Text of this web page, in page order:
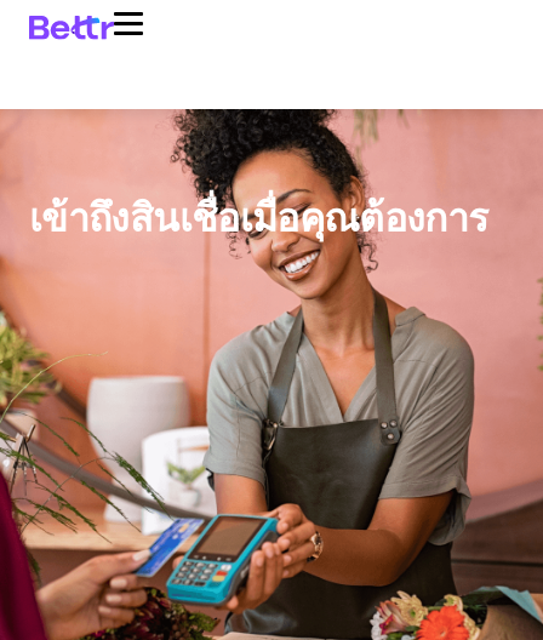
เข้าถึงสินเชื่อเมื่อคุณต้องการ